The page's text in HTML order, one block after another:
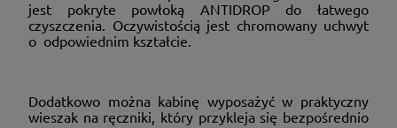
jest pokryte powłoką ANTIDROP do łatwego
czyszczenia. Oczywistością jest chromowany uchwyt
o odpowiednim kształcie.
Dodatkowo można kabinę wyposażyć w praktyczny
wieszak na ręczniki, który przykleja się bezpośrednio